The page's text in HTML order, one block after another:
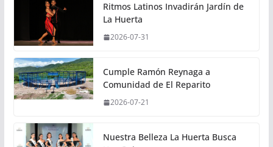
Ritmos Latinos Invadirán Jardín de
La Huerta
2026-07-31
Cumple Ramón Reynaga a
Comunidad de El Reparito
2026-07-21
Nuestra Belleza La Huerta Busca